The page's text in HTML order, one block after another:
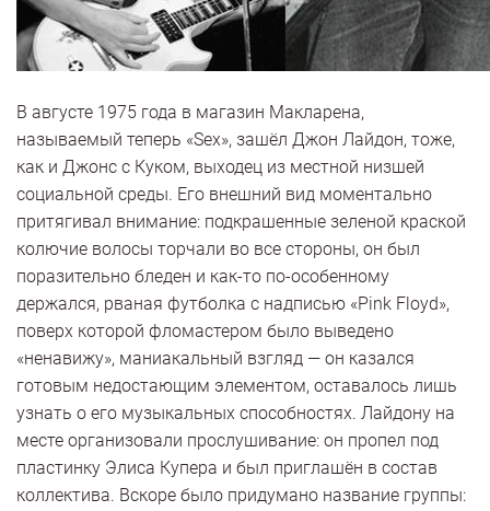
В августе 1975 года в магазин Макларена,
называемый теперь «Sex», зашёл Джон Лайдон, тоже,
как и Джонс с Куком, выходец из местной низшей
социальной среды. Его внешний вид моментально
притягивал внимание: подкрашенные зеленой краской
колючие волосы торчали во все стороны, он был
поразительно бледен и как-то по-особенному
держался, рваная футболка с надписью «Pink Floyd»,
поверх которой фломастером было выведено
«ненавижу», маниакальный взгляд — он казался
готовым недостающим элементом, оставалось лишь
узнать о его музыкальных способностях. Лайдону на
месте организовали прослушивание: он пропел под
пластинку Элиса Купера и был приглашён в состав
коллектива. Вскоре было придумано название группы: